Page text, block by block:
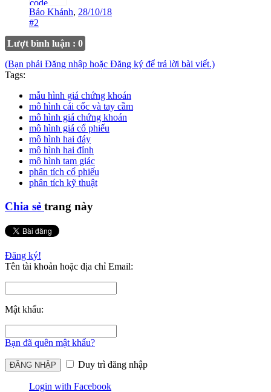
Bảo Khánh, 28/10/18
#2
Lượt bình luận : 0
(Bạn phải Đăng nhập hoặc Đăng ký để trả lời bài viết.)
Tags:
mẫu hình giá chứng khoán
mô hình cái cốc và tay cầm
mô hình giá chứng khoán
mô hình giá cổ phiếu
mô hình hai đáy
mô hình hai đỉnh
mô hình tam giác
phân tích cổ phiếu
phân tích kỹ thuật
Chia sẻ trang này
Đăng ký!
Tên tài khoản hoặc địa chỉ Email:
Mật khẩu:
Bạn đã quên mật khẩu?
Duy trì đăng nhập
Login with Facebook